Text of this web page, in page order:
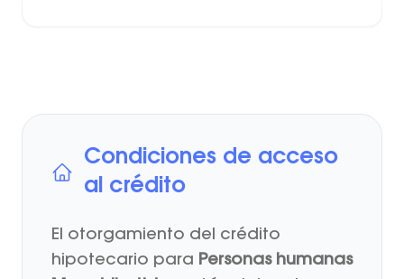
Condiciones de acceso
al crédito
El otorgamiento del crédito
hipotecario para Personas humanas